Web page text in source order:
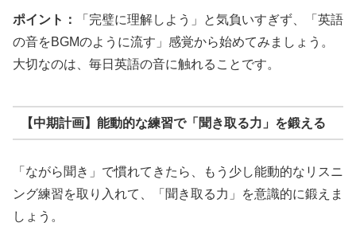
ポイント：
「完璧に理解しよう」と気負いすぎず、「英語
の音をBGMのように流す」感覚から始めてみましょう。
大切なのは、毎日英語の音に触れることです。
【中期計画】能動的な練習で「聞き取る力」を鍛える
「ながら聞き」で慣れてきたら、もう少し能動的なリスニ
ング練習を取り入れて、「聞き取る力」を意識的に鍛えま
しょう。